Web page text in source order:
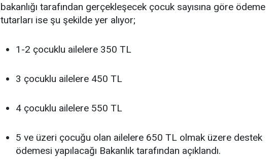
bakanlığı tarafından gerçekleşecek çocuk sayısına göre ödeme
tutarları ise şu şekilde yer alıyor;
1-2 çocuklu ailelere 350 TL
3 çocuklu ailelere 450 TL
4 çocuklu ailelere 550 TL
5 ve üzeri çocuğu olan ailelere 650 TL olmak üzere destek
ödemesi yapılacağı Bakanlık tarafından açıklandı.